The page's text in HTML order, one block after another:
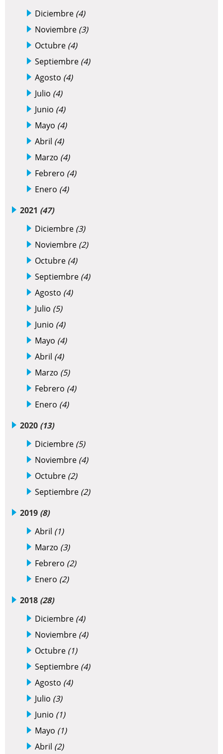
Diciembre (4)
Noviembre (3)
Octubre (4)
Septiembre (4)
Agosto (4)
Julio (4)
Junio (4)
Mayo (4)
Abril (4)
Marzo (4)
Febrero (4)
Enero (4)
2021 (47)
Diciembre (3)
Noviembre (2)
Octubre (4)
Septiembre (4)
Agosto (4)
Julio (5)
Junio (4)
Mayo (4)
Abril (4)
Marzo (5)
Febrero (4)
Enero (4)
2020 (13)
Diciembre (5)
Noviembre (4)
Octubre (2)
Septiembre (2)
2019 (8)
Abril (1)
Marzo (3)
Febrero (2)
Enero (2)
2018 (28)
Diciembre (4)
Noviembre (4)
Octubre (1)
Septiembre (4)
Agosto (4)
Julio (3)
Junio (1)
Mayo (1)
Abril (2)